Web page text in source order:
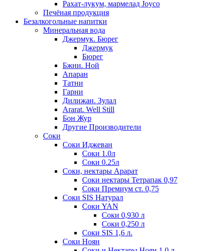
Рахат-лукум, мармелад Joyco
Печёная продукция
Безалкогольные напитки
Минеральная вода
Джермук. Бюрег
Джермук
Бюрег
Бжни. Ной
Апаран
Татни
Гарни
Дилижан. Зулал
Ararat. Well Still
Бон Жур
Другие Производители
Соки
Соки Иджеван
Соки 1.0л
Соки 0.25л
Соки, нектары Арарат
Соки нектары Тетрапак 0,97
Соки Премиум ст. 0,75
Соки SIS Натурал
Соки YAN
Соки 0,930 л
Соки 0,250 л
Соки SIS 1,6 л.
Соки Ноян